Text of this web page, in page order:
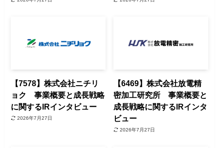
【7578】株式会社ニチリ
ョク 事業概要と成長戦略
に関するIRインタビュー
2026年7月27日
【6469】株式会社放電精
密加工研究所 事業概要と
成長戦略に関するIRインタ
ビュー
2026年7月27日